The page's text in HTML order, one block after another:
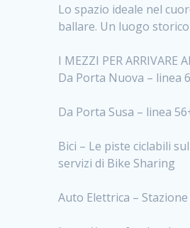
Lo spazio ideale nel
ballare. Un luogo
I MEZZI PER ARRIVARE
Da Porta Nuova – linea
Da Porta Susa – linea
Bici – Le piste ciclabili
servizi di Bike Sharing
Auto Elettrica –